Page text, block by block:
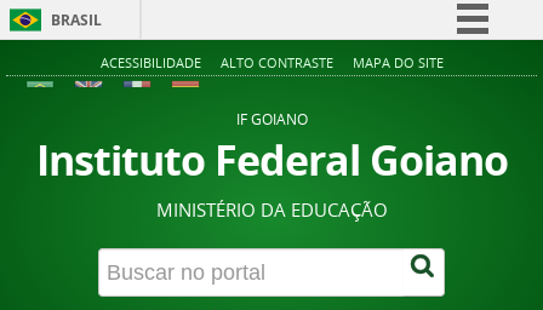
BRASIL
Simplifique!
Acesso à informação
Legislação
Canais
ACESSIBILIDADE ALTO CONTRASTE MAPA DO SITE
IF GOIANO
Instituto Federal Goiano
MINISTÉRIO DA EDUCAÇÃO